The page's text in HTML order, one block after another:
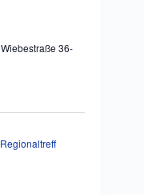
Wiebestraße 36-
Regionaltreff